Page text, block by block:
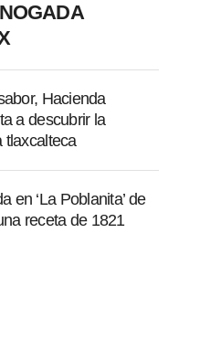
Hacienda
a descubrir la
tlaxcalteca
en ‘La Poblanita’ de
receta de 1821